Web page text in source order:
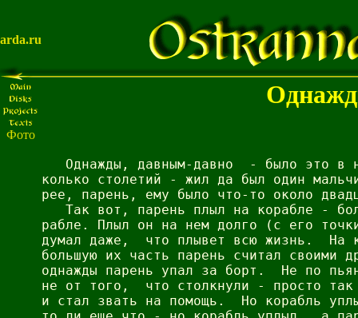
arda.ru
Фото
Однажды, давным-давно  - было это в
колько столетий - жил да был один
рее, парень, ему было что-то около
Так вот, парень плыл на корабле -
рабле. Плыл он на нем долго (с его
думал даже,  что плывет всю жизнь.  На
большую их часть парень считал своими
однажды парень упал за борт.  Не по
не от того,  что столкнули - просто так
и стал звать на помощь.  Но корабль